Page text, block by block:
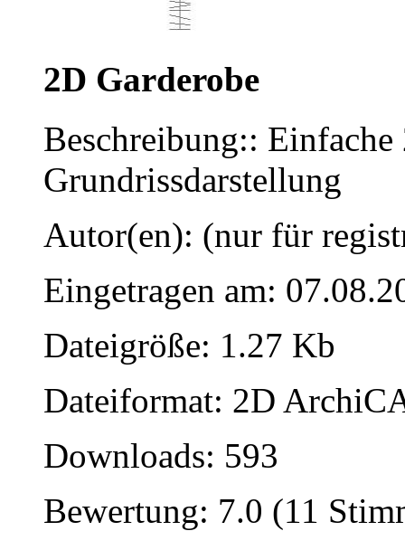
2D Garderobe
Beschreibung::
Grundrissdarstellung
Autor(en): (nur für
Eingetragen am:
Dateigröße: 1.27 Kb
Dateiformat: 2D
Downloads: 593
Bewertung: 7.0 (11